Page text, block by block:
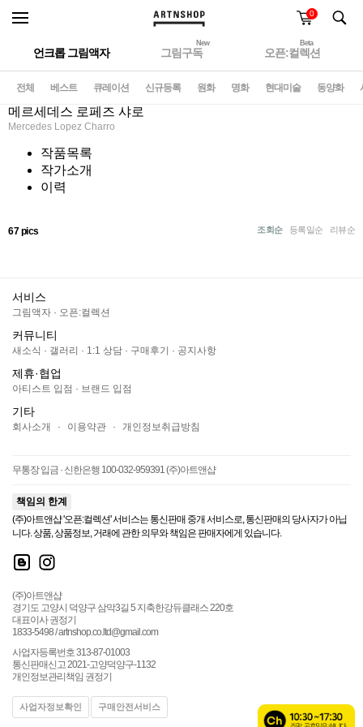
0
언크롭 그림액자
New
그림구독
Beta
오픈:컬렉션
전체 베스트 큐레이션 신규등록 원화 명화 현대미술 동양화
메르세데스 로페즈 샤로
Mercedes Lopez Charro
작품목록
작가소개
이력
67 pics 조회순 등록일순 리뷰순
서비스
그림액자 · 오픈:컬렉션
커뮤니티
새소식 · 갤러리 · 1:1 상담 · 구매후기 · 공지사항
제휴·협업
아티스트 입점 · 브랜드 입점
기타
회사소개 · 이용약관 · 개인정보취급방침
무통장 입금 · 신한은행 100-032-959391 (주)아트앤샵
책임의 한계
(주)아트앤샵 '오픈:컬렉션' 서비스는 통신판매 중개 서비스로, 통신판매의 당사자가 아닙
니다. 상품, 상품정보, 거래에 관한 의무와 책임은 판매자에게 있습니다.
(주)아트앤샵
경기도 고양시 덕양구 삼막3길 5 지축한강듀클래스 220호
대표이사 권정기
1833-5498 / artnshop.co.ltd@gmail.com
사업자등록번호 313-87-01003
통신판매신고 2021-고양덕양구-1132
개인정보관리책임 권정기
사업자정보확인 구매안전서비스